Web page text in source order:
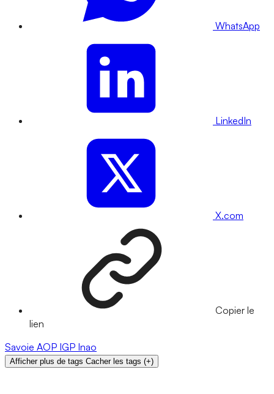
WhatsApp
LinkedIn
X.com
Copier le
lien
Savoie AOP IGP Inao
Afficher plus de tags Cacher les tags (+)